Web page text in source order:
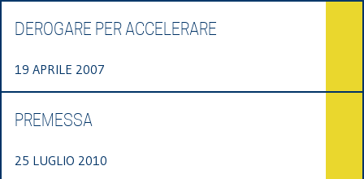
DEROGARE PER ACCELERARE
19 APRILE 2007
PREMESSA
25 LUGLIO 2010